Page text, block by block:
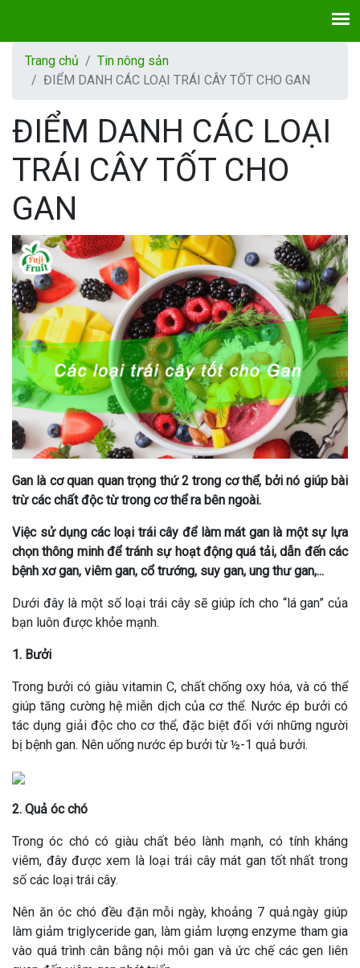
Trang chủ
Tin nông sản
ĐIỂM DANH CÁC LOẠI TRÁI CÂY TỐT CHO GAN
ĐIỂM DANH CÁC LOẠI
TRÁI CÂY TỐT CHO
GAN
Gan là cơ quan quan trọng thứ 2 trong cơ thể, bởi nó giúp bài
trừ các chất độc từ trong cơ thể ra bên ngoài.
Việc sử dụng các loại trái cây để làm mát gan là một sự lựa
chọn thông minh để tránh sự hoạt động quá tải, dẫn đến các
bệnh xơ gan, viêm gan, cổ trướng, suy gan, ung thư gan,...
Dưới đây là một số loại trái cây sẽ giúp ích cho “lá gan” của
bạn luôn được khỏe mạnh.
1. Bưởi
Trong bưởi có giàu vitamin C, chất chống oxy hóa, và có thể
giúp tăng cường hệ miễn dịch của cơ thể. Nước ép bưởi có
tác dụng giải độc cho cơ thể, đặc biệt đối với những người
bị bệnh gan. Nên uống nước ép bưởi từ ½-1 quả bưởi.
2. Quả óc chó
Trong óc chó có giàu chất béo lành mạnh, có tính kháng
viêm, đây được xem là loại trái cây mát gan tốt nhất trong
số các loại trái cây.
Nên ăn óc chó đều đặn mỗi ngày, khoảng 7 quả.ngày giúp
làm giảm triglyceride gan, làm giảm lượng enzyme tham gia
vào quá trình cân bằng nội môi gan và ức chế các gen liên